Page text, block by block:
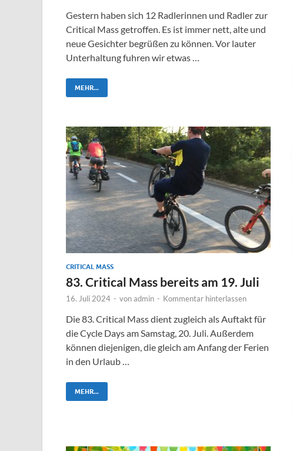
Gestern haben sich 12 Radlerinnen und Radler zur
Critical Mass getroffen. Es ist immer nett, alte und
neue Gesichter begrüßen zu können. Vor lauter
Unterhaltung fuhren wir etwas …
MEHR...
CRITICAL MASS
83. Critical Mass bereits am 19. Juli
16. Juli 2024 - vonadmin - Kommentar hinterlassen
Die 83. Critical Mass dient zugleich als Auftakt für
die Cycle Days am Samstag, 20. Juli. Außerdem
können diejenigen, die gleich am Anfang der Ferien
in den Urlaub …
MEHR...